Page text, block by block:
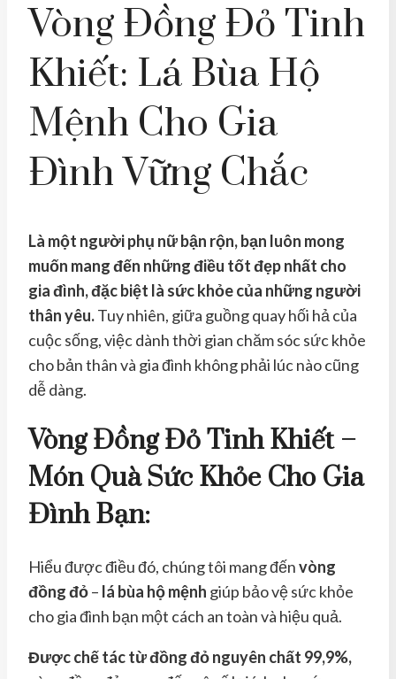
Vòng Đồng Đỏ Tinh
Khiết: Lá Bùa Hộ
Mệnh Cho Gia
Đình Vững Chắc
Là một người phụ nữ bận rộn, bạn luôn mong
muốn mang đến những điều tốt đẹp nhất cho
gia đình, đặc biệt là sức khỏe của những người
thân yêu.Tuy nhiên, giữa guồng quay hối hả của
cuộc sống, việc dành thời gian chăm sóc sức khỏe
cho bản thân và gia đình không phải lúc nào cũng
dễ dàng.
Vòng Đồng Đỏ Tinh Khiết –
Món Quà Sức Khỏe Cho Gia
Đình Bạn:
Hiểu được điều đó, chúng tôi mang đếnvòng
đồng đỏ– lá bùa hộ mệnh giúp bảo vệ sức khỏe
cho gia đình bạn một cách an toàn và hiệu quả.
Được chế tác từ đồng đỏ nguyên chất 99,9%,